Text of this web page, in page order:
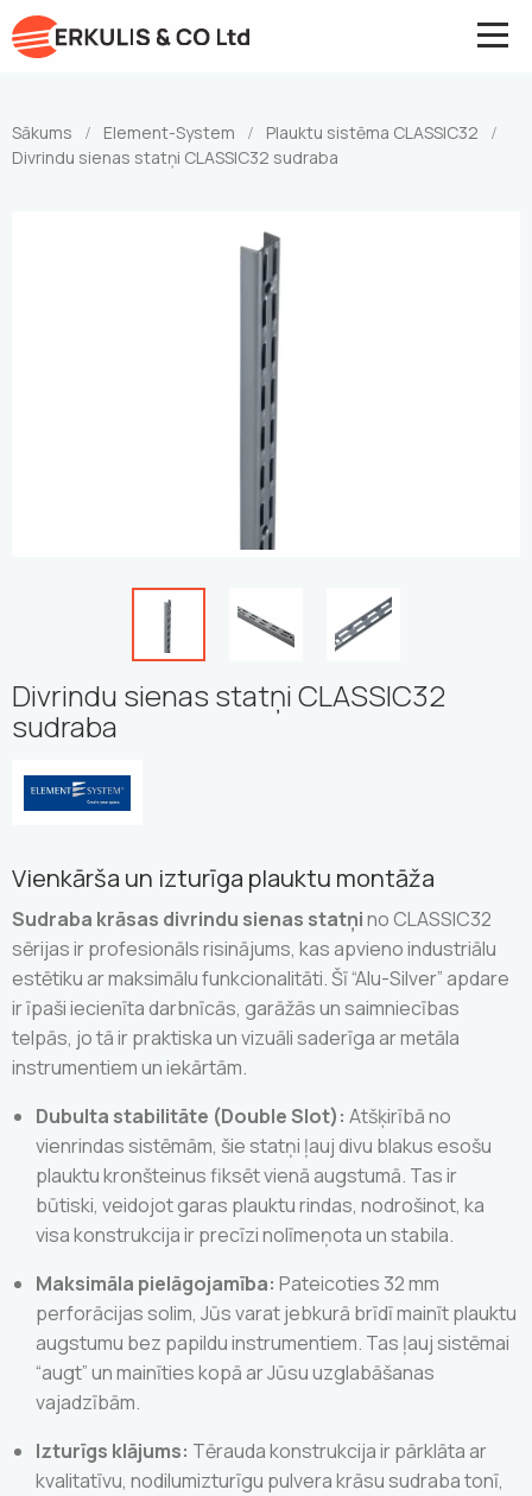
Sākums / Element-System / Plauktu sistēma CLASSIC32 /
Divrindu sienas statņi CLASSIC32 sudraba
Divrindu sienas statņi CLASSIC32
sudraba
Vienkārša un izturīga plauktu montāža
Sudraba krāsas divrindu sienas statņino CLASSIC32
sērijas ir profesionāls risinājums, kas apvieno industriālu
estētiku ar maksimālu funkcionalitāti. Šī “Alu-Silver” apdare
ir īpaši iecienīta darbnīcās, garāžās un saimniecības
telpās, jo tā ir praktiska un vizuāli saderīga ar metāla
instrumentiem un iekārtām.
Dubulta stabilitāte (Double Slot): Atšķirībā no
vienrindas sistēmām, šie statņi ļauj divu blakus esošu
plauktu kronšteinus fiksēt vienā augstumā. Tas ir
būtiski, veidojot garas plauktu rindas, nodrošinot, ka
visa konstrukcija ir precīzi nolīmeņota un stabila.
Maksimāla pielāgojamība: Pateicoties 32 mm
perforācijas solim, Jūs varat jebkurā brīdī mainīt plauktu
augstumu bez papildu instrumentiem. Tas ļauj sistēmai
“augt” un mainīties kopā ar Jūsu uzglabāšanas
vajadzībām.
Izturīgs klājums: Tērauda konstrukcija ir pārklāta ar
kvalitatīvu, nodilumizturīgu pulvera krāsu sudraba tonī,